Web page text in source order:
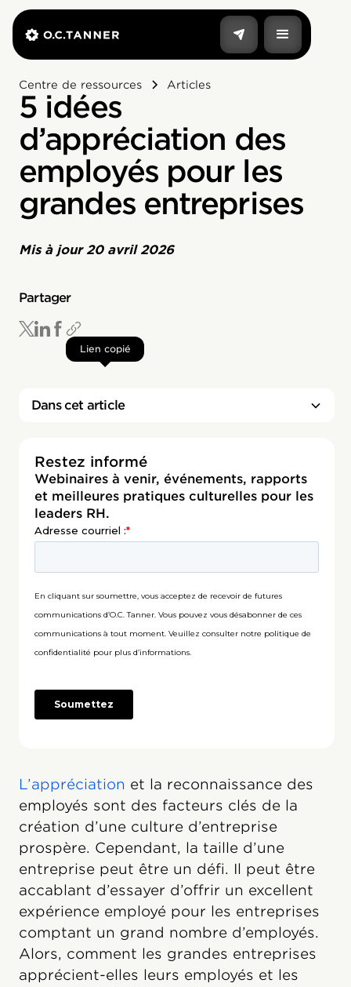
Centre de ressources Articles
5 idées
d’appréciation des
employés pour les
grandes entreprises
Mis à jour 20 avril 2026
Partager
Lien copié
Dans cet article
Restez informé
Webinaires à venir, événements, rapports
et meilleures pratiques culturelles pour les
leaders RH.
L’appréciation et la reconnaissance des
employés sont des facteurs clés de la
création d’une culture d’entreprise
prospère. Cependant, la taille d’une
entreprise peut être un défi. Il peut être
accablant d’essayer d’offrir un excellent
expérience employé pour les entreprises
comptant un grand nombre d’employés.
Alors, comment les grandes entreprises
apprécient-elles leurs employés et les